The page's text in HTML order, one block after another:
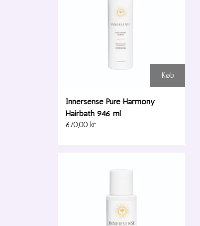
Køb
Innersense Pure Harmony
Hairbath 946 ml
670,00 kr.